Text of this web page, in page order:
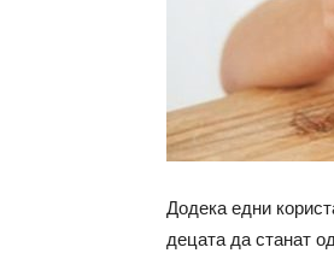
Додека едни
децата да станат